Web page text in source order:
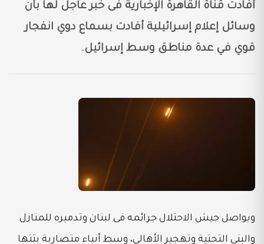
أفادت قناة القاهرة الإخبارية فى خبر عاجل لها بأن
وسائل إعلام إسرائيلية أفادت بسماع دوي انفجار
قوي في عدة مناطق وسط إسرائيل.
ويواصل جيش الاحتلال جرائمه فى لبنان وتدميره للمنازل
والبنى التحتية وتهجير الأهالي، وسط أنباء متضاربة بثتها